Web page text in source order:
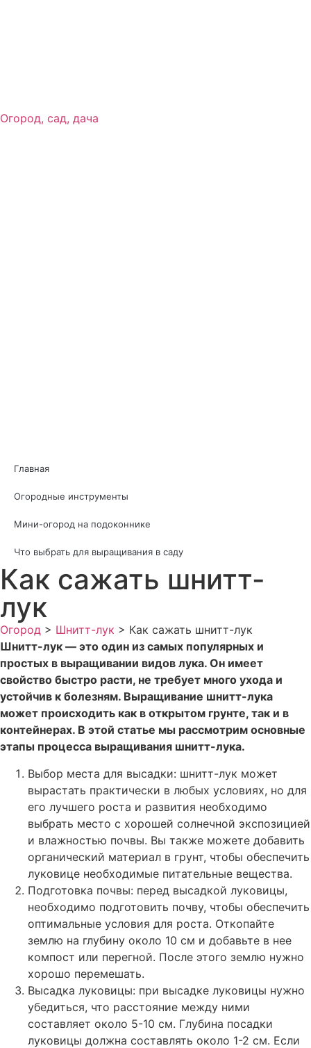
Огород, сад, дача
Главная
Огородные инструменты
Мини-огород на подоконнике
Что выбрать для выращивания в саду
Как сажать шнитт-
лук
Огород > Шнитт-лук > Как сажать шнитт-лук
Шнитт-лук — это один из самых популярных и
простых в выращивании видов лука. Он имеет
свойство быстро расти, не требует много ухода и
устойчив к болезням. Выращивание шнитт-лука
может происходить как в открытом грунте, так и в
контейнерах. В этой статье мы рассмотрим основные
этапы процесса выращивания шнитт-лука.
Выбор места для высадки: шнитт-лук может
вырастать практически в любых условиях, но для
его лучшего роста и развития необходимо
выбрать место с хорошей солнечной экспозицией
и влажностью почвы. Вы также можете добавить
органический материал в грунт, чтобы обеспечить
луковице необходимые питательные вещества.
Подготовка почвы: перед высадкой луковицы,
необходимо подготовить почву, чтобы обеспечить
оптимальные условия для роста. Откопайте
землю на глубину около 10 см и добавьте в нее
компост или перегной. После этого землю нужно
хорошо перемешать.
Высадка луковицы: при высадке луковицы нужно
убедиться, что расстояние между ними
составляет около 5-10 см. Глубина посадки
луковицы должна составлять около 1-2 см. Если